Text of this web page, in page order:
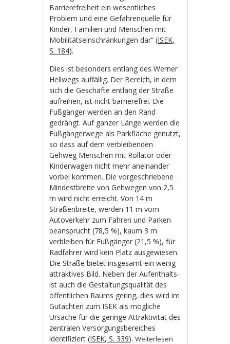
Barrierefreiheit ein wesentliches
Problem und eine Gefahrenquelle für
Kinder, Familien und Menschen mit
Mobilitätseinschränkungen dar“ (ISEK,
S. 184).
Dies ist besonders entlang des Werner
Hellwegs auffällig. Der Bereich, in dem
sich die Geschäfte entlang der Straße
aufreihen, ist nicht barrierefrei. Die
Fußgänger werden an den Rand
gedrängt. Auf ganzer Länge werden die
Fußgängerwege als Parkfläche genutzt,
so dass auf dem verbleibenden
Gehweg Menschen mit Rollator oder
Kinderwagen nicht mehr aneinander
vorbei kommen. Die vorgeschriebene
Mindestbreite von Gehwegen von 2,5
m wird nicht erreicht. Von 14 m
Straßenbreite, werden 11 m vom
Autoverkehr zum Fahren und Parken
beansprucht (78,5 %), kaum 3 m
verbleiben für Fußgänger (21,5 %), für
Radfahrer wird kein Platz ausgewiesen.
Die Straße bietet insgesamt ein wenig
attraktives Bild. Neben der Aufenthalts-
ist auch die Gestaltungsqualität des
öffentlichen Raums gering, dies wird im
Gutachten zum ISEK als mögliche
Ursache für die geringe Attraktivität des
zentralen Versorgungsbereiches
identifiziert (ISEK, S. 339).Weiterlesen